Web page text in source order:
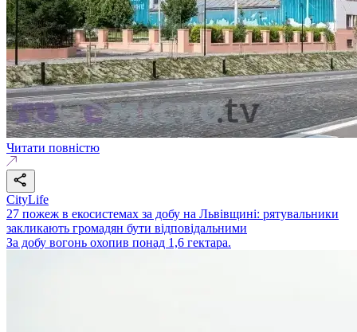
Читати повністю
CityLife
27 пожеж в екосистемах за добу на Львівщині: рятувальники
закликають громадян бути відповідальними
За добу вогонь охопив понад 1,6 гектара.